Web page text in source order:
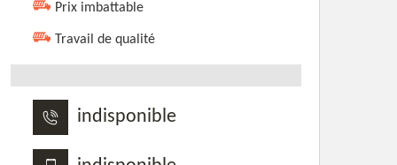
Prix imbattable
Travail de qualité
indisponible